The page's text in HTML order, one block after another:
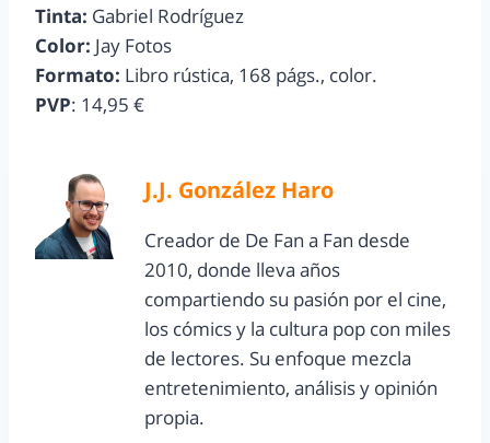
Tinta: Gabriel Rodríguez
Color: Jay Fotos
Formato: Libro rústica, 168 págs., color.
PVP: 14,95 €
J.J. González Haro
Creador de De Fan a Fan desde
2010, donde lleva años
compartiendo su pasión por el cine,
los cómics y la cultura pop con miles
de lectores. Su enfoque mezcla
entretenimiento, análisis y opinión
propia.